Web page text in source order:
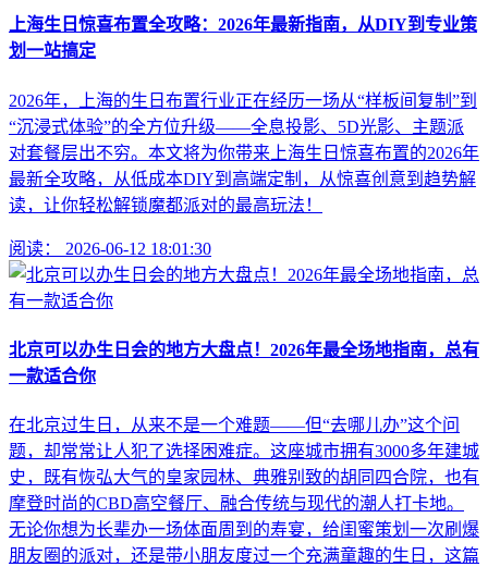
上海生日惊喜布置全攻略：2026年最新指南，从DIY到专业策
划一站搞定
2026年，上海的生日布置行业正在经历一场从“样板间复制”到
“沉浸式体验”的全方位升级——全息投影、5D光影、主题派
对套餐层出不穷。本文将为你带来上海生日惊喜布置的2026年
最新全攻略，从低成本DIY到高端定制，从惊喜创意到趋势解
读，让你轻松解锁魔都派对的最高玩法！
阅读： 2026-06-12 18:01:30
北京可以办生日会的地方大盘点！2026年最全场地指南，总有
一款适合你
在北京过生日，从来不是一个难题——但“去哪儿办”这个问
题，却常常让人犯了选择困难症。这座城市拥有3000多年建城
史，既有恢弘大气的皇家园林、典雅别致的胡同四合院，也有
摩登时尚的CBD高空餐厅、融合传统与现代的潮人打卡地。
无论你想为长辈办一场体面周到的寿宴，给闺蜜策划一次刷爆
朋友圈的派对，还是带小朋友度过一个充满童趣的生日，这篇